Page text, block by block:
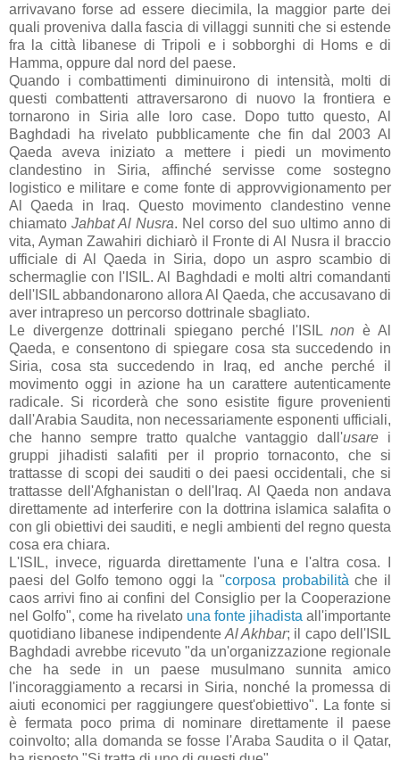
arrivavano forse ad essere diecimila, la maggior parte dei
quali proveniva dalla fascia di villaggi sunniti che si estende
fra la città libanese di Tripoli e i sobborghi di Homs e di
Hamma, oppure dal nord del paese.
Quando i combattimenti diminuirono di intensità, molti di
questi combattenti attraversarono di nuovo la frontiera e
tornarono in Siria alle loro case. Dopo tutto questo, Al
Baghdadi ha rivelato pubblicamente che fin dal 2003 Al
Qaeda aveva iniziato a mettere i piedi un movimento
clandestino in Siria, affinché servisse come sostegno
logistico e militare e come fonte di approvvigionamento per
Al Qaeda in Iraq. Questo movimento clandestino venne
chiamato Jahbat Al Nusra. Nel corso del suo ultimo anno di
vita, Ayman Zawahiri dichiarò il Fronte di Al Nusra il braccio
ufficiale di Al Qaeda in Siria, dopo un aspro scambio di
schermaglie con l'ISIL. Al Baghdadi e molti altri comandanti
dell'ISIL abbandonarono allora Al Qaeda, che accusavano di
aver intrapreso un percorso dottrinale sbagliato.
Le divergenze dottrinali spiegano perché l'ISILnon è Al
Qaeda, e consentono di spiegare cosa sta succedendo in
Siria, cosa sta succedendo in Iraq, ed anche perché il
movimento oggi in azione ha un carattere autenticamente
radicale. Si ricorderà che sono esistite figure provenienti
dall'Arabia Saudita, non necessariamente esponenti ufficiali,
che hanno sempre tratto qualche vantaggio dall'usare i
gruppi jihadisti salafiti per il proprio tornaconto, che si
trattasse di scopi dei sauditi o dei paesi occidentali, che si
trattasse dell'Afghanistan o dell'Iraq. Al Qaeda non andava
direttamente ad interferire con la dottrina islamica salafita o
con gli obiettivi dei sauditi, e negli ambienti del regno questa
cosa era chiara.
L'ISIL, invece, riguarda direttamente l'una e l'altra cosa. I
paesi del Golfo temono oggi la "corposa probabilità che il
caos arrivi fino ai confini del Consiglio per la Cooperazione
nel Golfo", come ha rivelato una fonte jihadista all'importante
quotidiano libanese indipendente Al Akhbar; il capo dell'ISIL
Baghdadi avrebbe ricevuto "da un'organizzazione regionale
che ha sede in un paese musulmano sunnita amico
l'incoraggiamento a recarsi in Siria, nonché la promessa di
aiuti economici per raggiungere quest'obiettivo". La fonte si
è fermata poco prima di nominare direttamente il paese
coinvolto; alla domanda se fosse l'Araba Saudita o il Qatar,